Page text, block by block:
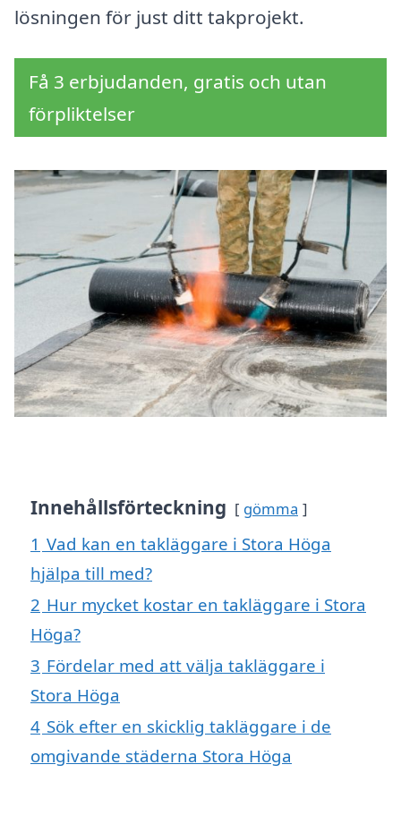
lösningen för just ditt takprojekt.
Få 3 erbjudanden, gratis och utan
förpliktelser
Innehållsförteckning gömma
1 Vad kan en takläggare i Stora Höga
hjälpa till med?
2 Hur mycket kostar en takläggare i Stora
Höga?
3 Fördelar med att välja takläggare i
Stora Höga
4 Sök efter en skicklig takläggare i de
omgivande städerna Stora Höga